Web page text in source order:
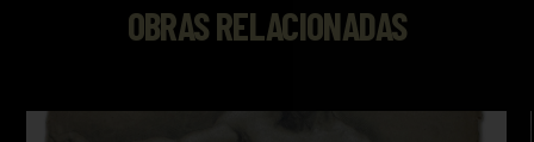
OBRAS RELACIONADAS